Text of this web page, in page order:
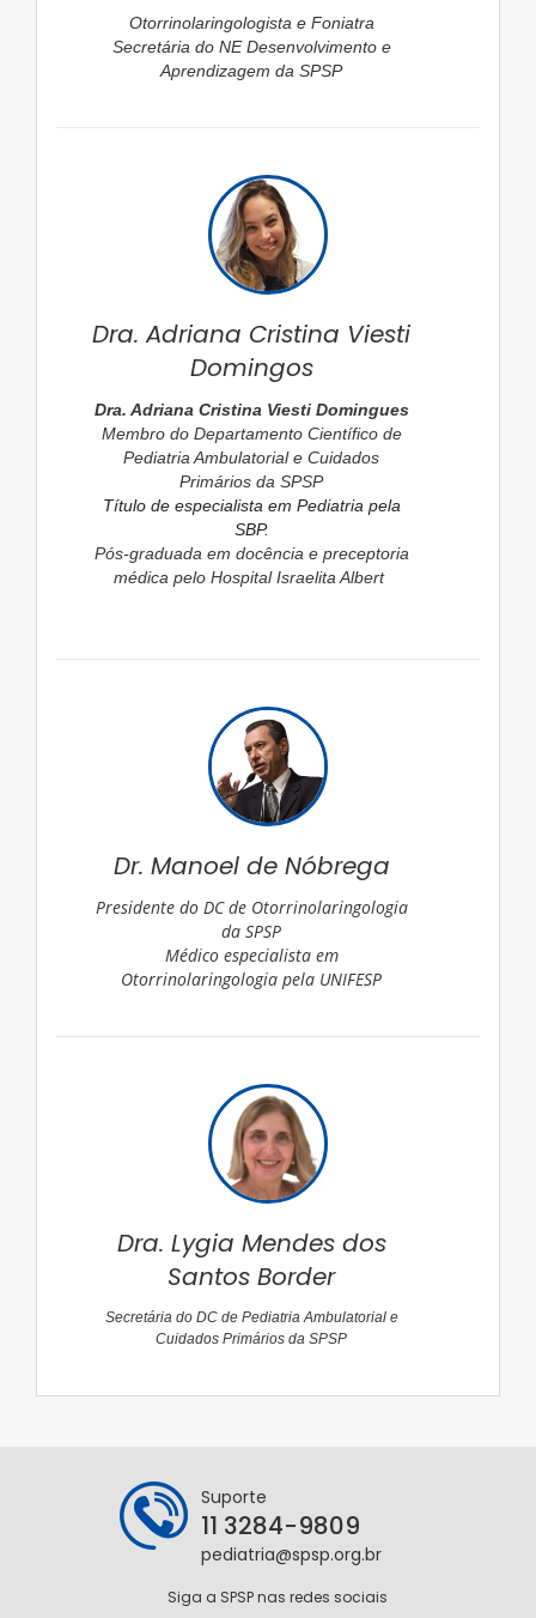
Otorrinolaringologista e Foniatra
Secretária do NE Desenvolvimento e
Aprendizagem da SPSP
Dra. Adriana Cristina Viesti
Domingos
Dra. Adriana Cristina Viesti Domingues
Membro do Departamento Científico de
Pediatria Ambulatorial e Cuidados
Primários da SPSP
Título de especialista em Pediatria pela
SBP.
Pós-graduada em docência e preceptoria
médica pelo Hospital Israelita Albert
Dr. Manoel de Nóbrega
Presidente do DC de Otorrinolaringologia
da SPSP
Médico especialista em
Otorrinolaringologia pela UNIFESP
Dra. Lygia Mendes dos
Santos Border
Secretária do DC de Pediatria Ambulatorial e
Cuidados Primários da SPSP
Suporte
11 3284-9809
pediatria@spsp.org.br
Siga a SPSP nas redes sociais